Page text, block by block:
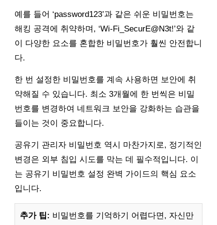
예를 들어 ‘password123’과 같은 쉬운 비밀번호는
해킹 공격에 취약하며, ‘Wi-Fi_SecurE@N3t!’와 같
이 다양한 요소를 혼합한 비밀번호가 훨씬 안전합니
다.
한 번 설정한 비밀번호를 계속 사용하면 보안에 취
약해질 수 있습니다. 최소 3개월에 한 번씩은 비밀
번호를 변경하여 네트워크 보안을 강화하는 습관을
들이는 것이 중요합니다.
공유기 관리자 비밀번호 역시 마찬가지로, 정기적인
변경은 외부 침입 시도를 막는 데 필수적입니다. 이
는 공유기 비밀번호 설정 완벽 가이드의 핵심 요소
입니다.
추가 팁: 비밀번호를 기억하기 어렵다면, 자신만